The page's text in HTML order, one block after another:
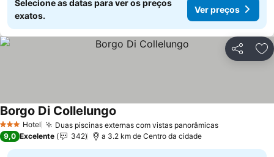
Selecione as datas para ver os preços
exatos.
Ver preços
Partilhar
3 EstrelasHotel Duas piscinas externas com vistas panorâmicas
Borgo Di Collelungo
9,0 Excelente 342 a 3.2 km de Centro da cidade